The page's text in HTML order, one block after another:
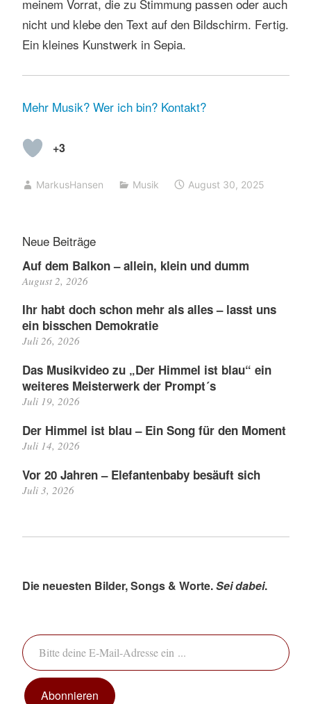
meinem Vorrat, die zu Stimmung passen oder auch
nicht und klebe den Text auf den Bildschirm. Fertig.
Ein kleines Kunstwerk in Sepia.
Mehr Musik? Wer ich bin? Kontakt?
+3
MarkusHansen Musik August 30, 2025
Neue Beiträge
Auf dem Balkon – allein, klein und dumm
August 2, 2026
Ihr habt doch schon mehr als alles – lasst uns
ein bisschen Demokratie
Juli 26, 2026
Das Musikvideo zu „Der Himmel ist blau“ ein
weiteres Meisterwerk der Prompt´s
Juli 19, 2026
Der Himmel ist blau – Ein Song für den Moment
Juli 14, 2026
Vor 20 Jahren – Elefantenbaby besäuft sich
Juli 3, 2026
Die neuesten Bilder, Songs & Worte.Sei dabei.
Bitte deine E-Mail-Adresse ein ...
Abonnieren